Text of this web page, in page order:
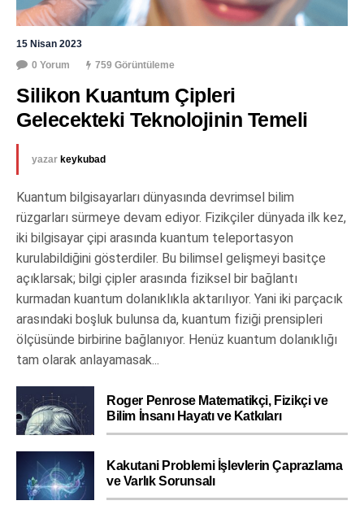
15 Nisan 2023
0 Yorum
759 Görüntüleme
Silikon Kuantum Çipleri
Gelecekteki Teknolojinin Temeli
yazar keykubad
Kuantum bilgisayarları dünyasında devrimsel bilim
rüzgarları sürmeye devam ediyor. Fizikçiler dünyada ilk kez,
iki bilgisayar çipi arasında kuantum teleportasyon
kurulabildiğini gösterdiler. Bu bilimsel gelişmeyi basitçe
açıklarsak; bilgi çipler arasında fiziksel bir bağlantı
kurmadan kuantum dolanıklıkla aktarılıyor. Yani iki parçacık
arasındaki boşluk bulunsa da, kuantum fiziği prensipleri
ölçüsünde birbirine bağlanıyor. Henüz kuantum dolanıklığı
tam olarak anlayamasak...
Roger Penrose Matematikçi, Fizikçi ve
Bilim İnsanı Hayatı ve Katkıları
Kakutani Problemi İşlevlerin Çaprazlama
ve Varlık Sorunsalı